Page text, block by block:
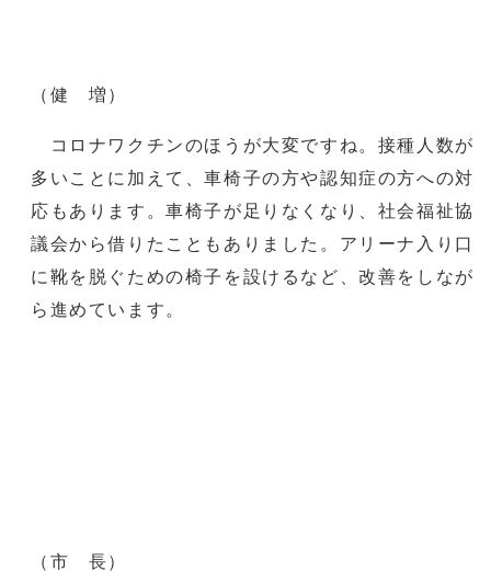
（健 増）
コロナワクチンのほうが大変ですね。接種人数が
多いことに加えて、車椅子の方や認知症の方への対
応もあります。車椅子が足りなくなり、社会福祉協
議会から借りたこともありました。アリーナ入り口
に靴を脱ぐための椅子を設けるなど、改善をしなが
ら進めています。
（市 長）